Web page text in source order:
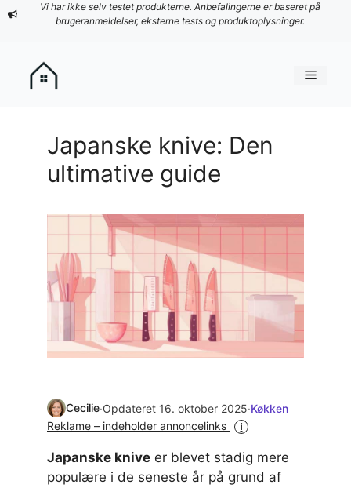
Hop
Vi har ikke selv testet produkterne. Anbefalingerne er baseret på
brugeranmeldelser, eksterne tests og produktoplysninger.
Menu
Japanske knive: Den
ultimative guide
Cecilie·Opdateret 16. oktober 2025·Køkken
Reklame – indeholder annoncelinks
i
Japanske knive er blevet stadig mere
populære i de seneste år på grund af